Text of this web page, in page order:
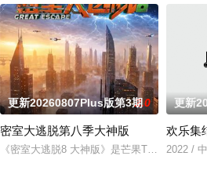
更新20260807Plus版第3期2.0
密室大逃脱第八季大神版
《密室大逃脱8 大神版》是芒果TV超大型密
更新
欢乐集
2022 /